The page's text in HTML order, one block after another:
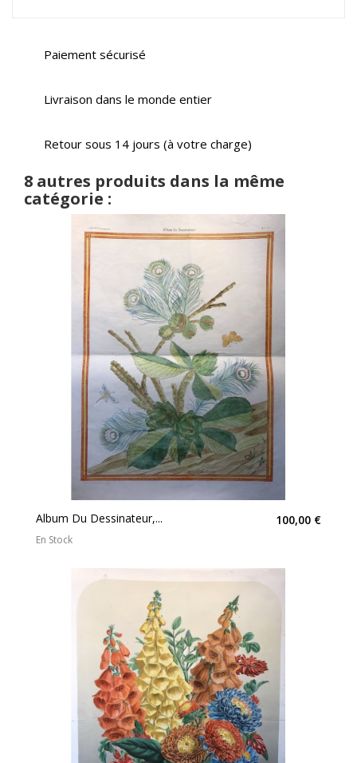
Paiement sécurisé
Livraison dans le monde entier
Retour sous 14 jours (à votre charge)
8 autres produits dans la même
catégorie :
Album Du Dessinateur,... 100,00 €
En Stock